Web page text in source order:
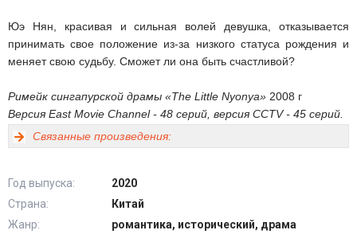
Юэ Нян, красивая и сильная волей девушка, отказывается
принимать свое положение из-за низкого статуса рождения и
меняет свою судьбу. Сможет ли она быть счастливой?
Римейк сингапурской драмы «The Little Nyonya» 2008 г
Версия East Movie Channel - 48 серий, версия CCTV - 45 серий.
Связанные произведения:
Год выпуска:
2020
Страна:
Китай
Жанр:
романтика, исторический, драма